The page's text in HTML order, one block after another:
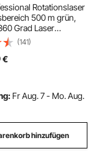
Rotationslaser
500 m grün,
Grad Laser
Wasser- und
Stunden mit Stativ &
(141)
€
Fr Aug. 7 - Mo. Aug.
hinzufügen